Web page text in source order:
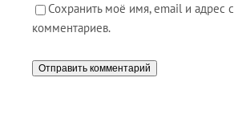
Сохранить моё имя, email и адрес
комментариев.